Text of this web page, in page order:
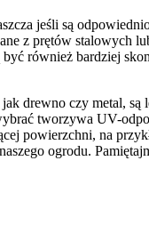
jeśli są
z prętów stalowych
również bardziej
drewno czy metal, są
tworzywa UV-
powierzchni, na
ogrodu.